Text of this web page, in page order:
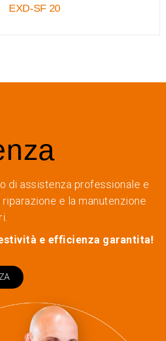
EXD-SF 20
di assistenza professionale e
e la manutenzione
e efficienza garantita!